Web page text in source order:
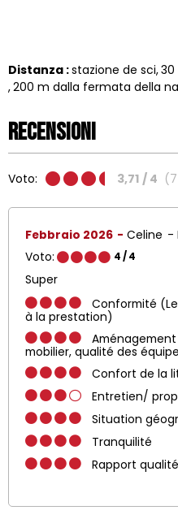
Distanza :stazione de sci 30
200 m dalla fermata della
Recensioni
Voto: 3,71 / 4 (7
Febbraio 2026 Celine
Voto:
4/ 4
Super
Conformité
à la prestation)
mobilier, qualité des
Confort de la
Entretien/
Situation
Tranquilité
Rapport